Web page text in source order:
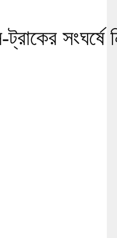
ট্রাকের